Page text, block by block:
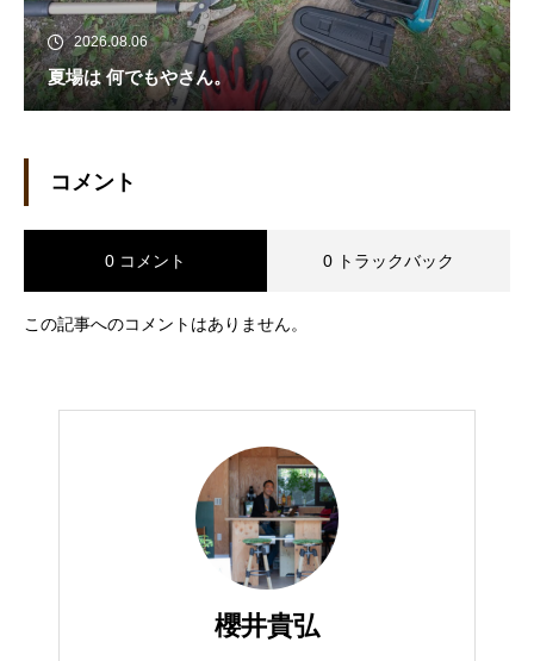
2026.08.06
夏場は 何でもやさん。
コメント
0 コメント 0 トラックバック
この記事へのコメントはありません。
櫻井貴弘